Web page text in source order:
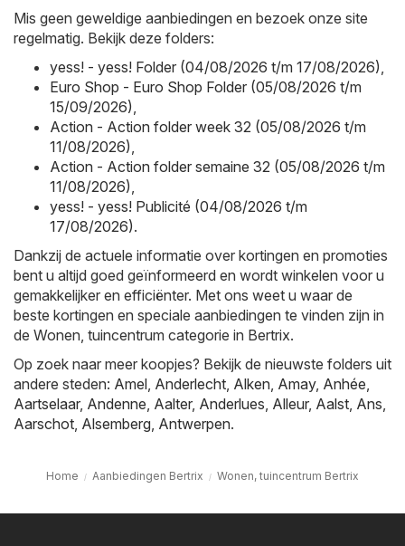
Mis geen geweldige aanbiedingen en bezoek onze site
regelmatig. Bekijk deze folders:
yess! - yess! Folder (04/08/2026 t/m 17/08/2026),
Euro Shop - Euro Shop Folder (05/08/2026 t/m
15/09/2026),
Action - Action folder week 32 (05/08/2026 t/m
11/08/2026),
Action - Action folder semaine 32 (05/08/2026 t/m
11/08/2026),
yess! - yess! Publicité (04/08/2026 t/m
17/08/2026).
Dankzij de actuele informatie over kortingen en promoties
bent u altijd goed geïnformeerd en wordt winkelen voor u
gemakkelijker en efficiënter. Met ons weet u waar de
beste kortingen en speciale aanbiedingen te vinden zijn in
de Wonen, tuincentrum categorie in Bertrix.
Op zoek naar meer koopjes? Bekijk de nieuwste folders uit
andere steden: Amel, Anderlecht, Alken, Amay, Anhée,
Aartselaar, Andenne, Aalter, Anderlues, Alleur, Aalst, Ans,
Aarschot, Alsemberg, Antwerpen.
Home Aanbiedingen Bertrix Wonen, tuincentrum Bertrix